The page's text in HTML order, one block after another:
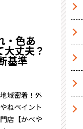
・色あ
丈夫？
基準
域密着！外
ねペイント
店【かべや